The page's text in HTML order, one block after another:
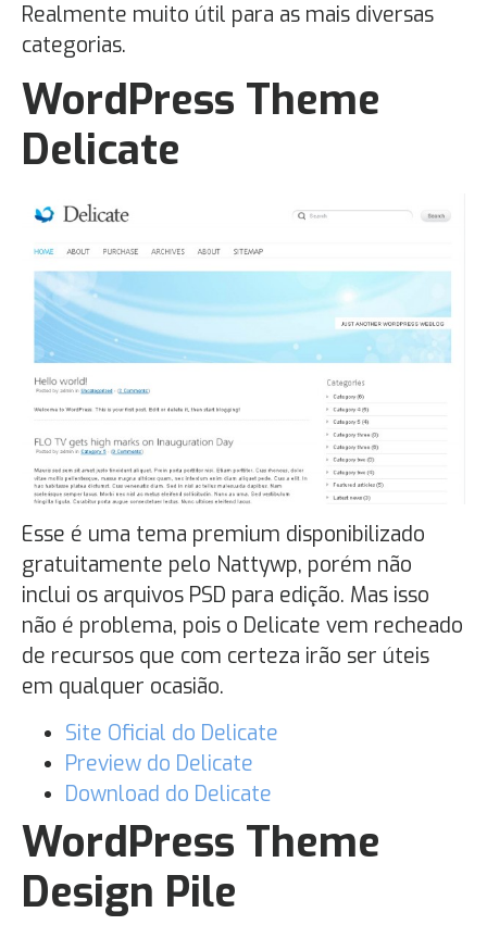
Realmente muito útil para as mais diversas
categorias.
WordPress Theme
Delicate
Esse é uma tema premium disponibilizado
gratuitamente pelo Nattywp, porém não
inclui os arquivos PSD para edição. Mas isso
não é problema, pois o Delicate vem recheado
de recursos que com certeza irão ser úteis
em qualquer ocasião.
Site Oficial do Delicate
Preview do Delicate
Download do Delicate
WordPress Theme
Design Pile